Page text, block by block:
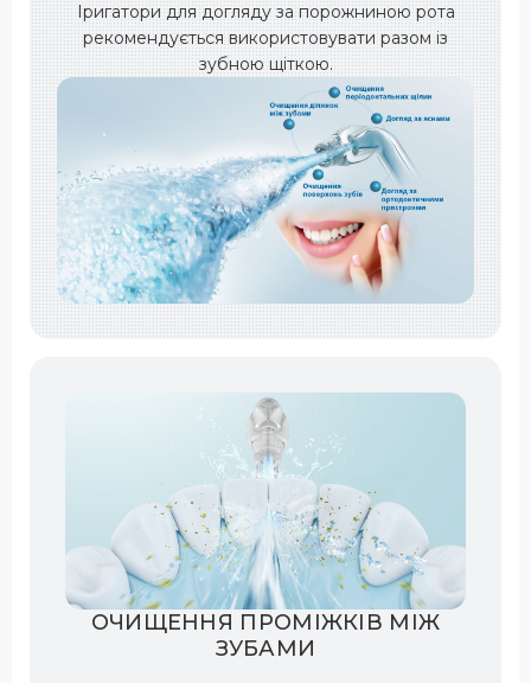
Іригатори для догляду за порожниною рота
рекомендується використовувати разом із
зубною щіткою.
ОЧИЩЕННЯ ПРОМІЖКІВ МІЖ
ЗУБАМИ